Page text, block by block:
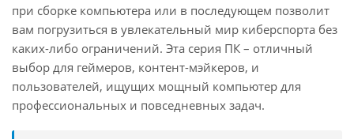
при сборке компьютера или в последующем позволит
вам погрузиться в увлекательный мир киберспорта без
каких-либо ограничений. Эта серия ПК – отличный
выбор для геймеров, контент-мэйкеров, и
пользователей, ищущих мощный компьютер для
профессиональных и повседневных задач.